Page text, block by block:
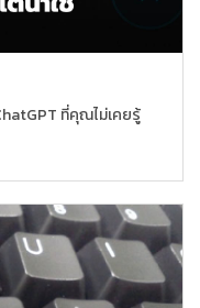
ที่คุณไม่เคยรู้